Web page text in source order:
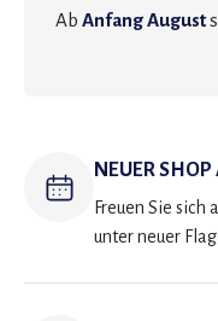
Ab Anfang August
NEUER
Freuen Sie sich
unter neuer